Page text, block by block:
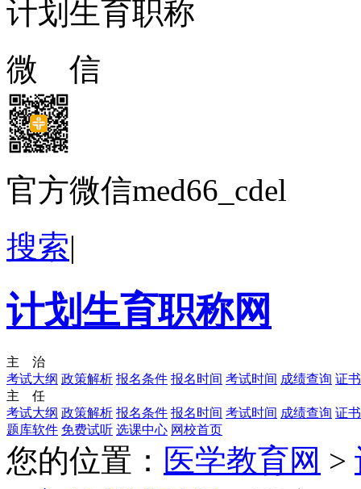
计划生育职称
微 信
官方微信med66_cdel
搜索|
计划生育职称网
主 治
考试大纲 政策解析 报名条件 报名时间 考试时间 成绩查询 证
主 任
考试大纲 政策解析 报名条件 报名时间 考试时间 成绩查询 证
题库软件 免费试听 选课中心 网校首页
您的位置： 医学教育网 >